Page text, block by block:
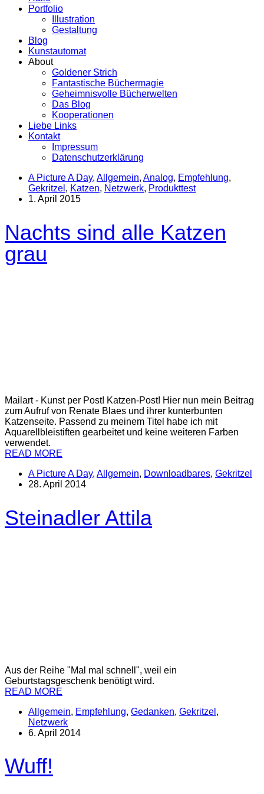
Portfolio
Illustration
Gestaltung
Blog
Kunstautomat
About
Goldener Strich
Fantastische Büchermagie
Geheimnisvolle Bücherwelten
Das Blog
Kooperationen
Liebe Links
Kontakt
Impressum
Datenschutzerklärung
A Picture A Day, Allgemein, Analog, Empfehlung,
Gekritzel , Katzen, Netzwerk, Produkttest
1. April 2015
Nachts sind alle Katzen
grau
Mailart - Kunst per Post! Katzen-Post! Hier nun mein Beitrag
zum Aufruf von Renate Blaes und ihrer kunterbunten
Katzenseite. Passend zu meinem Titel habe ich mit
Aquarellbleistiften gearbeitet und keine weiteren Farben
verwendet.
READ MORE
A Picture A Day, Allgemein, Downloadbares, Gekritzel
28. April 2014
Steinadler Attila
Aus der Reihe "Mal mal schnell", weil ein
Geburtstagsgeschenk benötigt wird.
READ MORE
Allgemein, Empfehlung, Gedanken, Gekritzel ,
Netzwerk
6. April 2014
Wuff!